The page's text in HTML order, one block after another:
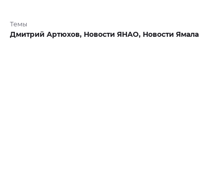
Темы
Дмитрий Артюхов, Новости ЯНАО, Новости Ямала